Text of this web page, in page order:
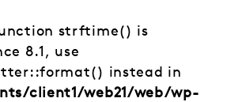
strftime() is
8.1, use
instead in
client1/web21/web/wp-